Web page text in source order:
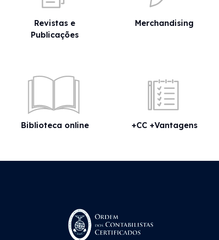
Revistas e
Publicações
Merchandising
Biblioteca online +CC +Vantagens